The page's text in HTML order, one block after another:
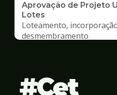
Aprovação de Projeto
Lotes
Loteamento,
desmembramento
Cet